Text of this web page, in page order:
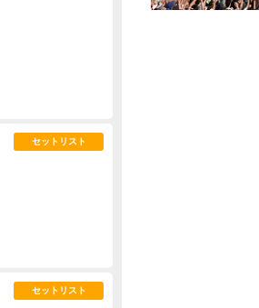
セットリスト
セットリスト